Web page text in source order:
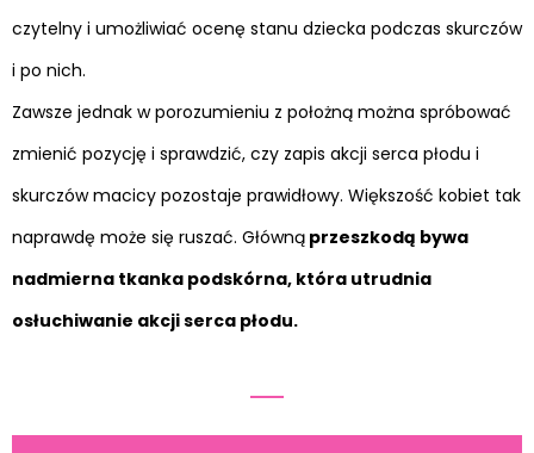
czytelny i umożliwiać ocenę stanu dziecka podczas skurczów
i po nich.
Zawsze jednak w porozumieniu z położną można spróbować
zmienić pozycję i sprawdzić, czy zapis akcji serca płodu i
skurczów macicy pozostaje prawidłowy. Większość kobiet tak
naprawdę może się ruszać. Główną przeszkodą bywa
nadmierna tkanka podskórna, która utrudnia
osłuchiwanie akcji serca płodu.